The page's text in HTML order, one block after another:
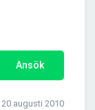
Ansök
20 augusti 2010